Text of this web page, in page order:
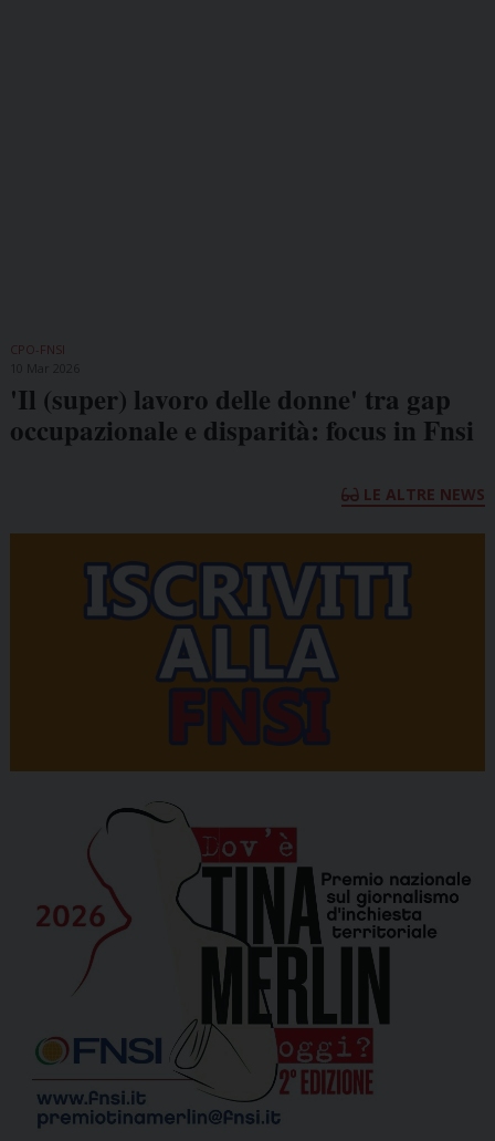
CPO-FNSI
'Il (super) lavoro delle donne' tra gap
occupazionale e disparità: focus in Fnsi
LE ALTRE NEWS